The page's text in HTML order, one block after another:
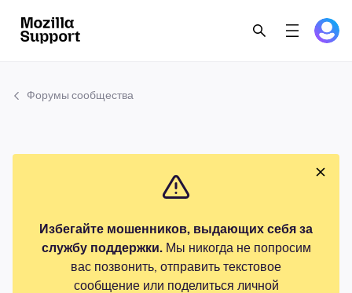
Форумы сообщества
Избегайте мошенников, выдающих себя за
службу поддержки.Мы никогда не попросим
вас позвонить, отправить текстовое
сообщение или поделиться личной